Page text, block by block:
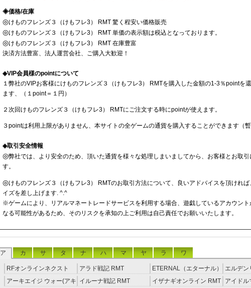
◈価格/在庫
◎けものフレンズ３（けもフレ3） RMT 驚く程安い価格販売
◎けものフレンズ３（けもフレ3） RMT 単価の表示額は税込となっております。
◎けものフレンズ３（けもフレ3） RMT 在庫豊富
決済方法豊富、法人運営会社、ご購入大歓迎！
◈VIP会員様のpointについて
１弊社のVIPお客様にけものフレンズ３（けもフレ3） RMTを購入した金額の1-3％pointを
ます、（１point＝１円）
２次回けものフレンズ３（けもフレ3） RMTにご注文する時にpointが使えます。
３pointは利用上限がありません、本サイトの全ゲームの通貨を購入することができます（暫
◈取引安全情報
◎弊社では、より安全のため、頂いた通貨を様々な処理しまいましてから、お客様とお取引
す。
◎けものフレンズ３（けもフレ3） RMTのお取引方法について、良いアドバイスを頂ければ
イズを差し上げます. ^.^
※ゲームにより、リアルマネートレードサービスを利用する場合、遊戯しているアカウント
なる可能性があるため、そのリスクを承知の上ご利用は自己責任でお願いいたします。
ア カ サ タ ナ ハ マ ヤ ラ ワ
RFオンラインネクスト
RMT
アラド戦記 RMT
ETERNAL（エターナル）
RMT
エルデン
RING)
アーキエイジ ウォー(アキ イルーナ戦記 RMT イザナギオンライン RMT
アイドル